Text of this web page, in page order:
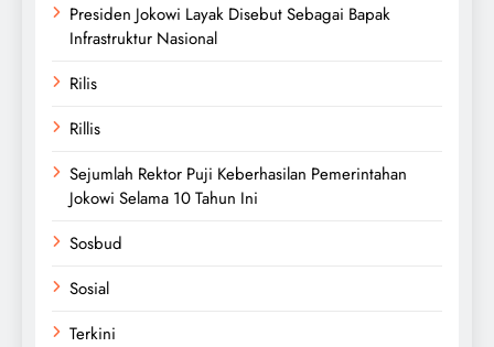
Presiden Jokowi Layak Disebut Sebagai Bapak
Infrastruktur Nasional
Rilis
Rillis
Sejumlah Rektor Puji Keberhasilan Pemerintahan
Jokowi Selama 10 Tahun Ini
Sosbud
Sosial
Terkini